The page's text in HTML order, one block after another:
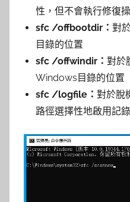
性，但不會執行修復
sfc /offbootdir： 對
目錄的位置
sfc /offwindir： 對於
Windows目錄的位置
sfc /logfile： 對於脫
路徑選擇性地啟用記錄